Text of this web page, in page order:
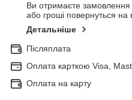
Ви отримаєте замовлення
або гроші повернуться на
Детальніше
Післяплата
Оплата карткою Visa,
Оплата на карту